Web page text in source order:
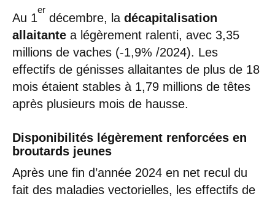
Au 1
er
décembre, la décapitalisation
allaitante a légèrement ralenti, avec 3,35
millions de vaches (-1,9% /2024). Les
effectifs de génisses allaitantes de plus de 18
mois étaient stables à 1,79 millions de têtes
après plusieurs mois de hausse.
Disponibilités légèrement renforcées en
broutards jeunes
Après une fin d’année 2024 en net recul du
fait des maladies vectorielles, les effectifs de